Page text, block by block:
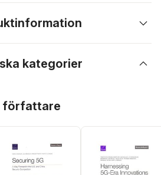
kategorier
författare